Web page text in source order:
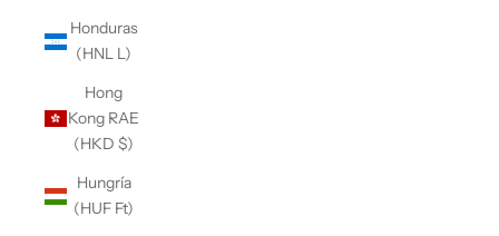
Honduras
(HNL L)
Hong
Kong RAE
(HKD $)
Hungría
(HUF Ft)